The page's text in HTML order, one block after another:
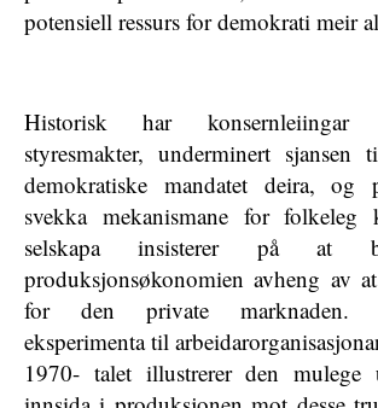
potensiell ressurs for demokrati meir
Historisk har
styresmakter, underminert
demokratiske mandatet deira, og
svekka mekanismane for
selskapa insisterer på at
produksjonsøkonomien avheng av
for den private marknaden.
eksperimenta til
1970- talet illustrerer den mulege